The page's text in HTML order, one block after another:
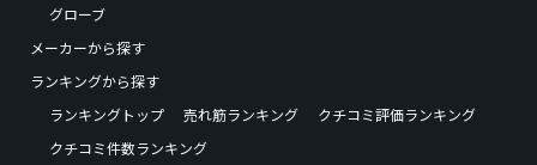
グローブ
メーカーから探す
ランキングから探す
ランキングトップ
売れ筋ランキング
クチコミ評価ランキング
クチコミ件数ランキング